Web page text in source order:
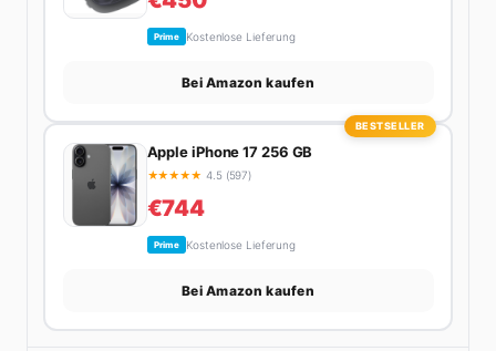
Prime Kostenlose Lieferung
Bei Amazon kaufen
BESTSELLER
Apple iPhone 17 256 GB
★★★★★ 4.5 (597)
€744
Prime Kostenlose Lieferung
Bei Amazon kaufen